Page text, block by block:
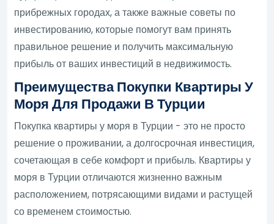
прибрежных городах, а также важные советы по
инвестированию, которые помогут вам принять
правильное решение и получить максимальную
прибыль от ваших инвестиций в недвижимость.
Преимущества Покупки Квартиры У
Моря Для Продажи В Турции
Покупка квартиры у моря в Турции - это не просто
решение о проживании, а долгосрочная инвестиция,
сочетающая в себе комфорт и прибыль. Квартиры у
моря в Турции отличаются жизненно важным
расположением, потрясающими видами и растущей
со временем стоимостью.